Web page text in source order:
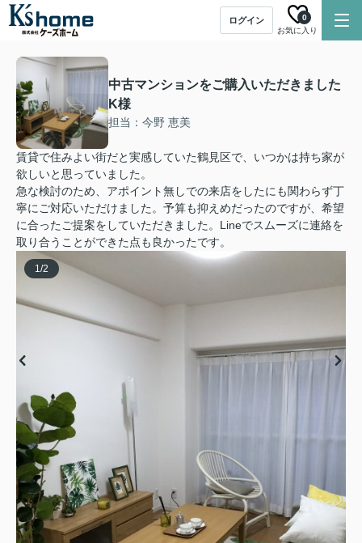
ログイン
お気に入り
0
中古マンションをご購入いただきました
K様
担当：今野 恵美
賃貸で住みよい街だと実感していた鶴見区で、いつかは持ち家が
欲しいと思っていました。
急な検討のため、アポイント無しでの来店をしたにも関わらず丁
寧にご対応いただけました。予算も抑えめだったのですが、希望
に合ったご提案をしていただきました。Lineでスムーズに連絡を
取り合うことができた点も良かったです。
1/2